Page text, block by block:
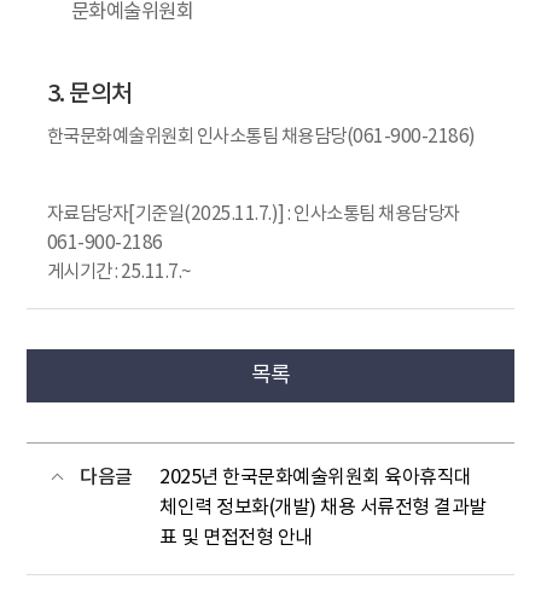
문화예술위원회
3. 문의처
한국문화예술위원회 인사소통팀 채용담당(061-900-2186)
자료담당자[기준일(2025.11.7.)] : 인사소통팀 채용담당자
061-900-2186
게시기간 : 25.11.7.~
목록
다음글
2025년 한국문화예술위원회 육아휴직대
체인력 정보화(개발) 채용 서류전형 결과발
표 및 면접전형 안내